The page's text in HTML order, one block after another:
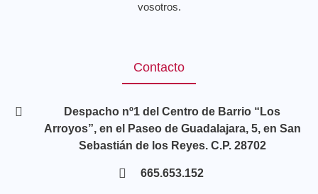
vosotros.
Contacto
Despacho nº1 del Centro de Barrio “Los
Arroyos”, en el Paseo de Guadalajara, 5, en San
Sebastián de los Reyes. C.P. 28702
665.653.152